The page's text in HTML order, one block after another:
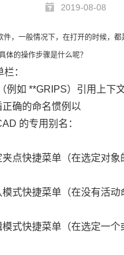
2019-08-08
件，一般情况下，在打开的时候，都
体的操作步骤是什么呢？
：
例如 **GRIPS）引用上下
确的命名惯例以
的专用别名：
点快捷菜单（在选定对象
式快捷菜单（在没有活
式快捷菜单（在选定一